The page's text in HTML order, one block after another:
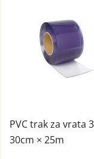
PVC trak za vrata
30cm × 25m